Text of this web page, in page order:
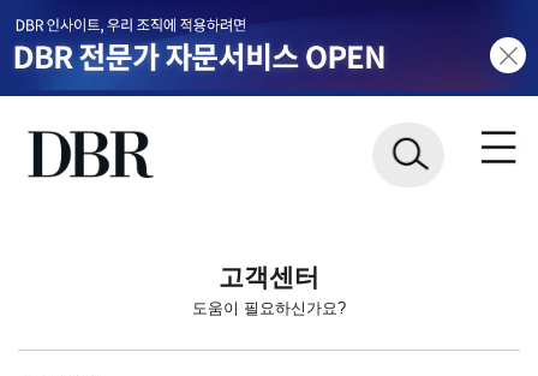
고객센터
도움이 필요하신가요?